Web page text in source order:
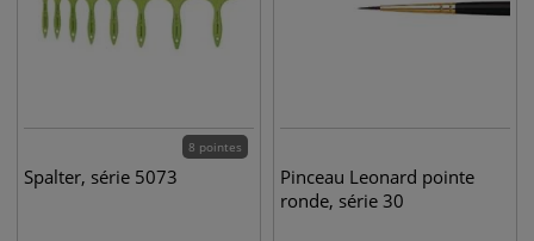
8 pointes
Spalter, série 5073
Pinceau Leonard pointe
ronde, série 30